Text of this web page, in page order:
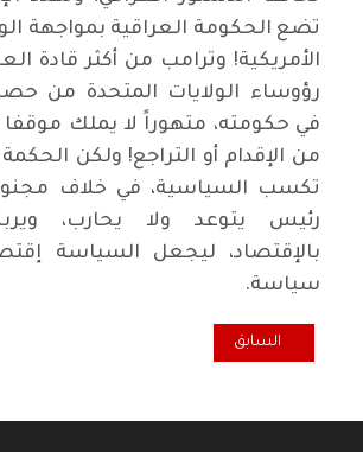
تضع الحكومة العراقية بمواجهة
الأمريكية! وترامب من أكثر قادة
رؤوساء الولايات المتحدة من
في حكومته، متهوراً لا يملك موقفا
من الإقدام أو التراجع! ولكن
تكسب السياسية، في خلاف
رئيس يتوعد ولا يحارب،
بالإقتصاد، ليجعل السياسة
سياسة.
المقال السابق: سوف ينتظر شعبنا طويلا
السابق